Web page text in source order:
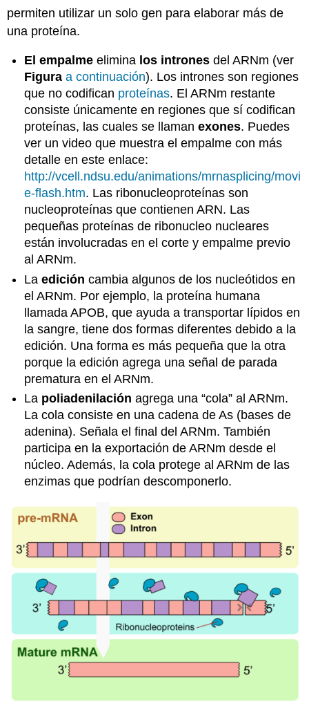
permiten utilizar un solo gen para elaborar más de
una proteína.
El empalme elimina los intrones del ARNm (ver
Figura a continuación). Los intrones son regiones
que no codifican proteínas. El ARNm restante
consiste únicamente en regiones que sí codifican
proteínas, las cuales se llamanexones. Puedes
ver un video que muestra el empalme con más
detalle en este enlace:
http://vcell.ndsu.edu/animations/mrnasplicing/movi
e-flash.htm. Las ribonucleoproteínas son
nucleoproteínas que contienen ARN. Las
pequeñas proteínas de ribonucleo nucleares
están involucradas en el corte y empalme previo
al ARNm.
Laedición cambia algunos de los nucleótidos en
el ARNm. Por ejemplo, la proteína humana
llamada APOB, que ayuda a transportar lípidos en
la sangre, tiene dos formas diferentes debido a la
edición. Una forma es más pequeña que la otra
porque la edición agrega una señal de parada
prematura en el ARNm.
La poliadenilación agrega una “cola” al ARNm.
La cola consiste en una cadena de As (bases de
adenina). Señala el final del ARNm. También
participa en la exportación de ARNm desde el
núcleo. Además, la cola protege al ARNm de las
enzimas que podrían descomponerlo.